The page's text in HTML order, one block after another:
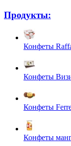
Продукты:
Конфеты
Конфеты
Конфеты
Конфеты